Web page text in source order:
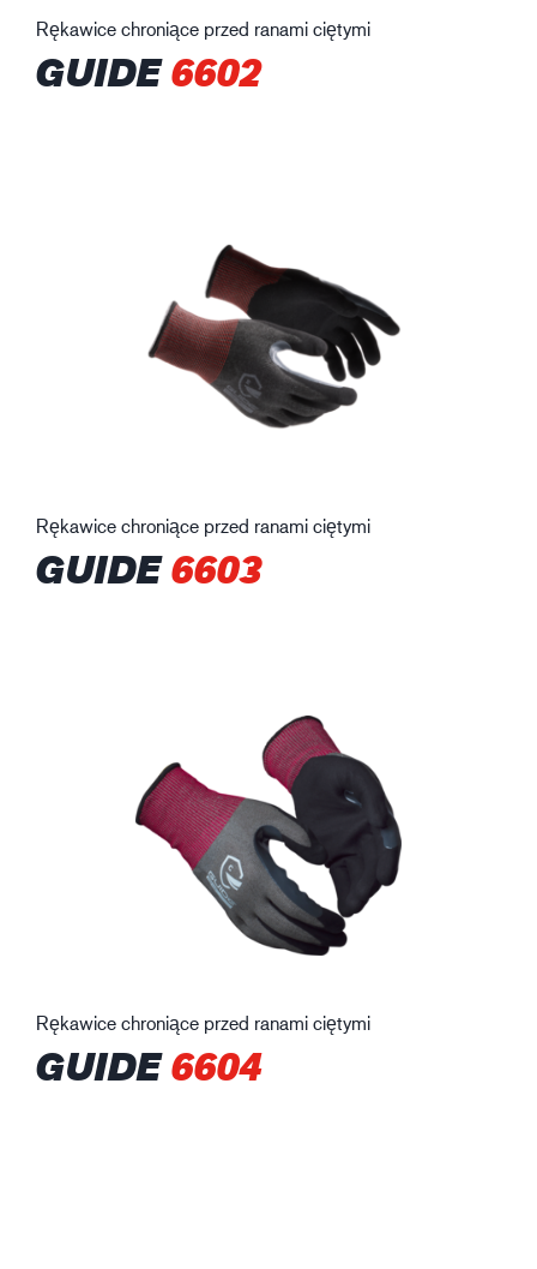
Rękawice chroniące przed ranami ciętymi
GUIDE6602
Rękawice chroniące przed ranami ciętymi
GUIDE6603
Rękawice chroniące przed ranami ciętymi
GUIDE6604